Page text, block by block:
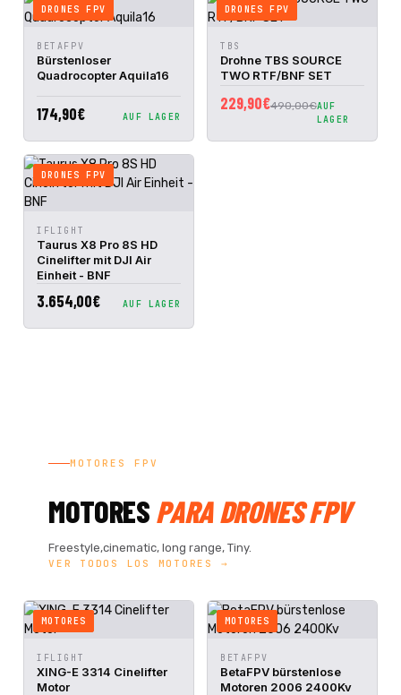
DRONES FPV
SCHNELLANSICHT
BETAFPV
Bürstenloser
Quadrocopter Aquila16
174,90€ AUF LAGER
DRONES FPV
SCHNELLANSICHT
WARENKORB
TBS
Drohne TBS SOURCE
TWO RTF/BNF SET
229,90€490,00€AUF
LAGER
DRONES FPV
SCHNELLANSICHT
WARENKORB
IFLIGHT
Taurus X8 Pro 8S HD
Cinelifter mit DJI Air
Einheit - BNF
3.654,00€ AUF LAGER
MOTORES FPV
MOTORESPARA DRONES FPV
Freestyle,cinematic, long range, Tiny.
VER TODOS LOS MOTORES →
MOTORES
SCHNELLANSICHT
WARENKORB
IFLIGHT
XING-E 3314 Cinelifter
Motor
MOTORES
SCHNELLANSICHT
WARENKORB
BETAFPV
BetaFPV bürstenlose
Motoren 2006 2400Kv